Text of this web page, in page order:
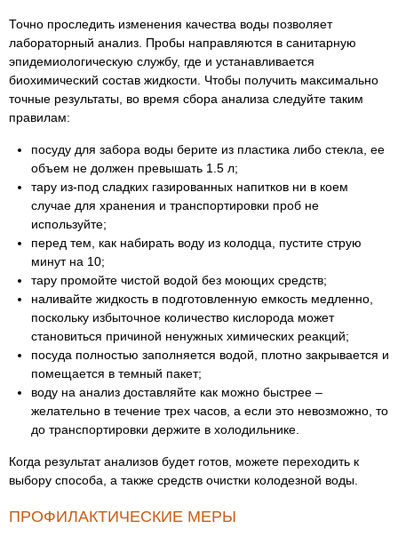
Точно проследить изменения качества воды позволяет
лабораторный анализ. Пробы направляются в санитарную
эпидемиологическую службу, где и устанавливается
биохимический состав жидкости. Чтобы получить максимально
точные результаты, во время сбора анализа следуйте таким
правилам:
посуду для забора воды берите из пластика либо стекла, ее
объем не должен превышать 1.5 л;
тару из-под сладких газированных напитков ни в коем
случае для хранения и транспортировки проб не
используйте;
перед тем, как набирать воду из колодца, пустите струю
минут на 10;
тару промойте чистой водой без моющих средств;
наливайте жидкость в подготовленную емкость медленно,
поскольку избыточное количество кислорода может
становиться причиной ненужных химических реакций;
посуда полностью заполняется водой, плотно закрывается и
помещается в темный пакет;
воду на анализ доставляйте как можно быстрее –
желательно в течение трех часов, а если это невозможно, то
до транспортировки держите в холодильнике.
Когда результат анализов будет готов, можете переходить к
выбору способа, а также средств очистки колодезной воды.
ПРОФИЛАКТИЧЕСКИЕ МЕРЫ